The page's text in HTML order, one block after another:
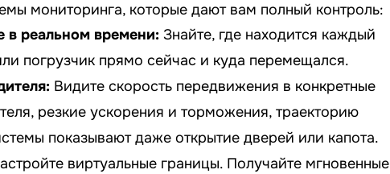
мониторинга, которые дают вам полный контроль:
в реальном времени: Знайте, где находится каждый
погрузчик прямо сейчас и куда перемещался.
Видите скорость передвижения в конкретные
резкие ускорения и торможения, траекторию
показывают даже открытие дверей или капота.
виртуальные границы. Получайте мгновенные